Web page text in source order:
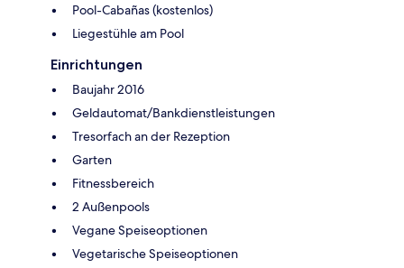
Pool-Cabañas (kostenlos)
Liegestühle am Pool
Einrichtungen
Baujahr 2016
Geldautomat/Bankdienstleistungen
Tresorfach an der Rezeption
Garten
Fitnessbereich
2 Außenpools
Vegane Speiseoptionen
Vegetarische Speiseoptionen